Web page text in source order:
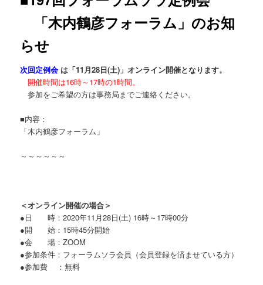
「木内鶴彦フォーラム」のお知
らせ
次回定例会 は 「11 月28日(土)」オンライン開催となります。
開催時間は16時～17時の1時間。
参加をご希望の方は事務局までご連絡ください。
■内容：
「木内鶴彦フォーラム」
～～～～～～
＜オンライン開催の場合＞
●日 時：2020年11月28日(土) 16時～17時00分
●開 始：15時45分開始
●会 場：ZOOM
●参加条件：フォーラムソラ会員（会員登録を済ませている方）
●参加費 ：無料